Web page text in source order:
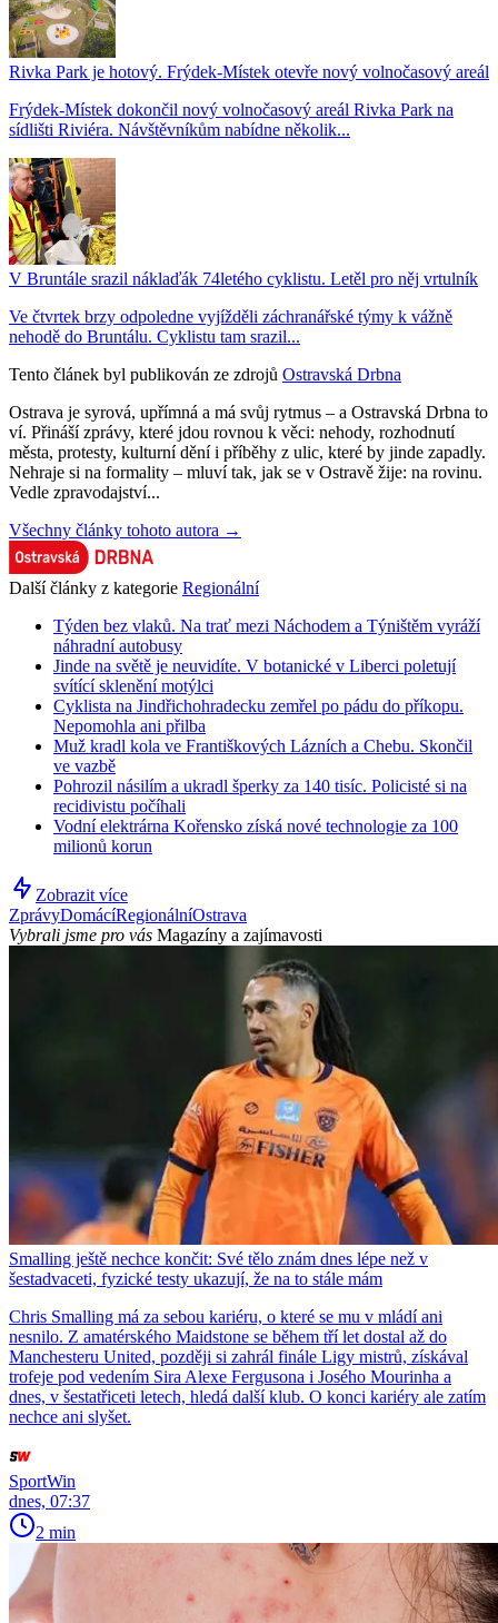
Rivka Park je hotový. Frýdek-Místek otevře nový volnočasový areál
Frýdek-Místek dokončil nový volnočasový areál Rivka Park na
sídlišti Riviéra. Návštěvníkům nabídne několik...
V Bruntále srazil náklaďák 74letého cyklistu. Letěl pro něj vrtulník
Ve čtvrtek brzy odpoledne vyjížděli záchranářské týmy k vážně
nehodě do Bruntálu. Cyklistu tam srazil...
Tento článek byl publikován ze zdrojů Ostravská Drbna
Ostrava je syrová, upřímná a má svůj rytmus – a Ostravská Drbna to
ví. Přináší zprávy, které jdou rovnou k věci: nehody, rozhodnutí
města, protesty, kulturní dění i příběhy z ulic, které by jinde zapadly.
Nehraje si na formality – mluví tak, jak se v Ostravě žije: na rovinu.
Vedle zpravodajství...
Všechny články tohoto autora →
Další články z kategorie Regionální
Týden bez vlaků. Na trať mezi Náchodem a Týništěm vyráží
náhradní autobusy
Jinde na světě je neuvidíte. V botanické v Liberci poletují
svítící sklenění motýlci
Cyklista na Jindřichohradecku zemřel po pádu do příkopu.
Nepomohla ani přilba
Muž kradl kola ve Františkových Lázních a Chebu. Skončil
ve vazbě
Pohrozil násilím a ukradl šperky za 140 tisíc. Policisté si na
recidivistu počíhali
Vodní elektrárna Kořensko získá nové technologie za 100
milionů korun
Zobrazit více
ZprávyDomácíRegionálníOstrava
Vybrali jsme pro vás Magazíny a zajímavosti
Smalling ještě nechce končit: Své tělo znám dnes lépe než v
šestadvaceti, fyzické testy ukazují, že na to stále mám
Chris Smalling má za sebou kariéru, o které se mu v mládí ani
nesnilo. Z amatérského Maidstone se během tří let dostal až do
Manchesteru United, později si zahrál finále Ligy mistrů, získával
trofeje pod vedením Sira Alexe Fergusona i Josého Mourinha a
dnes, v šestatřiceti letech, hledá další klub. O konci kariéry ale zatím
nechce ani slyšet.
SportWin
dnes, 07:37
2 min